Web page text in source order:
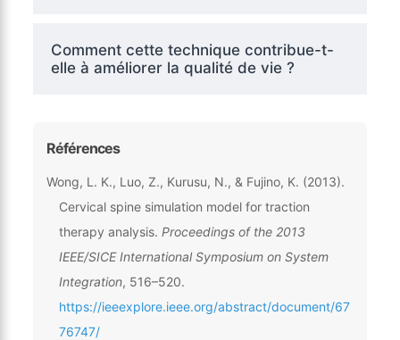
Comment cette technique contribue-t-
elle à améliorer la qualité de vie ?
Références
Wong, L. K., Luo, Z., Kurusu, N., & Fujino, K. (2013).
Cervical spine simulation model for traction
therapy analysis. Proceedings of the 2013
IEEE/SICE International Symposium on System
Integration, 516–520.
https://ieeexplore.ieee.org/abstract/document/67
76747/